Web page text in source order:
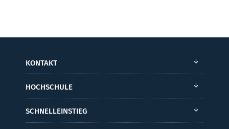
KONTAKT
HOCHSCHULE
SCHNELLEINSTIEG